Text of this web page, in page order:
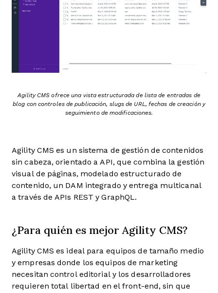
Agility CMS ofrece una vista estructurada de lista de entradas de
blog con controles de publicación, slugs de URL, fechas de creación y
seguimiento de modificaciones.
Agility CMS es un sistema de gestión de contenidos
sin cabeza, orientado a API, que combina la gestión
visual de páginas, modelado estructurado de
contenido, un DAM integrado y entrega multicanal
a través de APIs REST y GraphQL.
¿Para quién es mejor Agility CMS?
Agility CMS es ideal para equipos de tamaño medio
y empresas donde los equipos de marketing
necesitan control editorial y los desarrolladores
requieren total libertad en el front-end, sin que